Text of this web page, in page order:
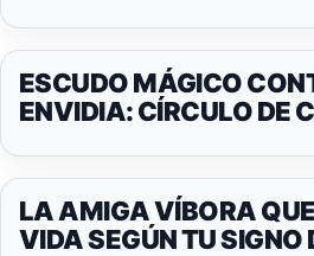
ESCUDO MÁGICO
ENVIDIA: CÍRCULO DE
LA AMIGA VÍBORA
VIDA SEGÚN TU SIGNO